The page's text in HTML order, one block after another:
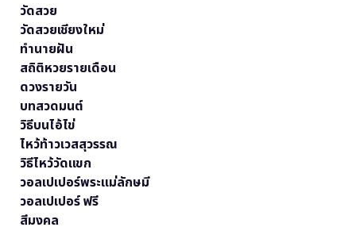
วัดสวย
วัดสวยเชียงใหม่
ทำนายฝัน
สถิติหวยรายเดือน
ดวงรายวัน
บทสวดมนต์
วิธีบนไอ้ไข่
ไหว้ท้าวเวสสุวรรณ
วิธีไหว้วัดแขก
วอลเปเปอร์พระแม่ลักษมี
วอลเปเปอร์ ฟรี
สีมงคล